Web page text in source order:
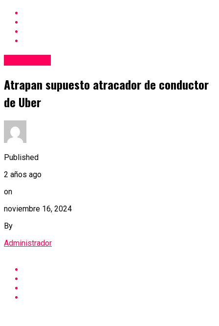
Atrapan supuesto atracador de conductor
de Uber
Published
2 años ago
on
noviembre 16, 2024
By
Administrador